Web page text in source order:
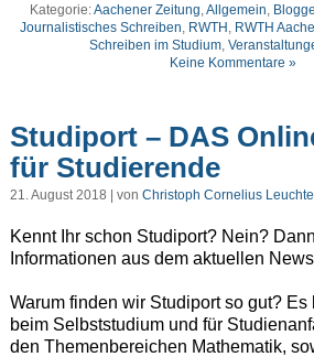
Kategorie:Aachener Zeitung ,Allgemein
Journalistisches Schreiben RWTH RWTH
Schreiben im Studium,
Keine Kommentare »
Studiport – DAS
für Studierende
21. August 2018 | von Christoph Cornelius
Kennt Ihr schon Studiport? Nein?
Informationen aus dem aktuellen
Warum finden wir Studiport so gut?
beim Selbststudium und für
den Themenbereichen Mathematik,